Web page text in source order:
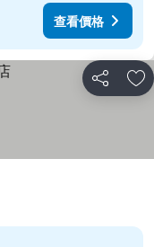
查看價格
分享 放